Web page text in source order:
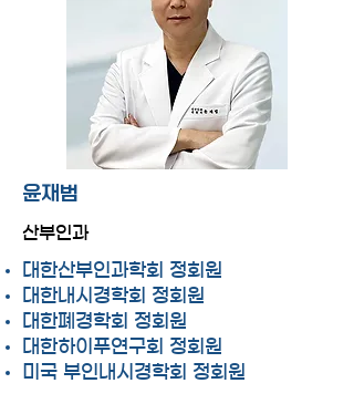
윤재범
산부인과
대한산부인과학회 정회원
대한내시경학회 정회원
대한폐경학회 정회원
대한하이푸연구회 정회원
미국 부인내시경학회 정회원